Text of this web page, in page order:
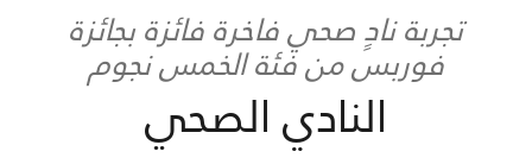
تجربة نادٍ صحي فاخرة فائزة بجائزة
فوربس من فئة الخمس نجوم
النادي الصحي